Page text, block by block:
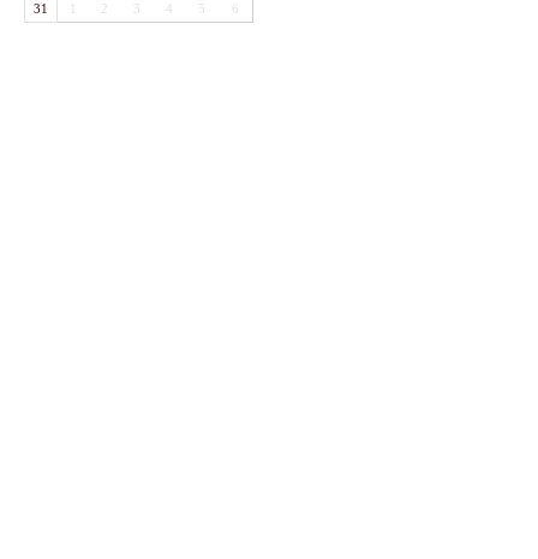
31
1 3 4 5 6